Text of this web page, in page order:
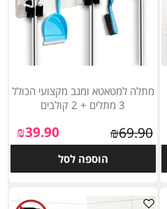
מתלה למטאטא ומגב מקצועי הכולל
3 מתלים + 2 קולבים
₪69.90
₪39.90
הוספה לסל